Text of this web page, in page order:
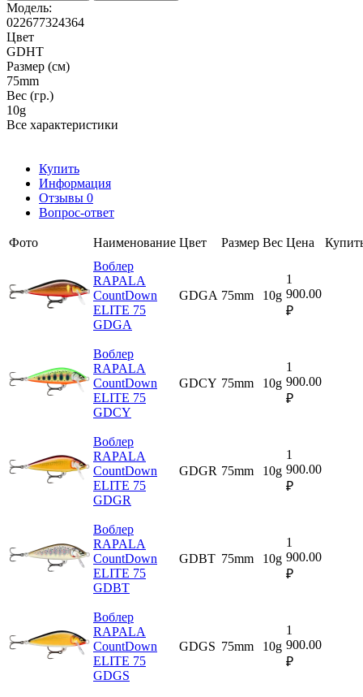
Модель:
022677324364
Цвет
GDHT
Размер (см)
75mm
Вес (гр.)
10g
Все характеристики
Купить
Информация
Отзывы 0
Вопрос-ответ
Фото Наименование Цвет Размер Вес Цена
Воблер
RAPALA
CountDown
ELITE 75
GDGA
GDGA 75mm 10g
1
900.00
₽
Воблер
RAPALA
CountDown
ELITE 75
GDCY
GDCY 75mm 10g
1
900.00
₽
Воблер
RAPALA
CountDown
ELITE 75
GDGR
GDGR 75mm 10g
1
900.00
₽
Воблер
RAPALA
CountDown
ELITE 75
GDBT
GDBT 75mm 10g
1
900.00
₽
Воблер
RAPALA
CountDown
ELITE 75
GDGS
GDGS 75mm 10g
1
900.00
₽